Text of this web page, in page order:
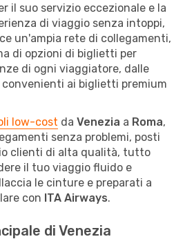
il suo servizio eccezionale e la
di viaggio senza intoppi,
un'ampia rete di collegamenti,
di opzioni di biglietti per
di ogni viaggiatore, dalle
ai biglietti premium
low-cost da Venezia a Roma,
senza problemi, posti
clienti di alta qualità, tutto
il tuo viaggio fluido e
le cinture e preparati a
con ITA Airways.
di Venezia